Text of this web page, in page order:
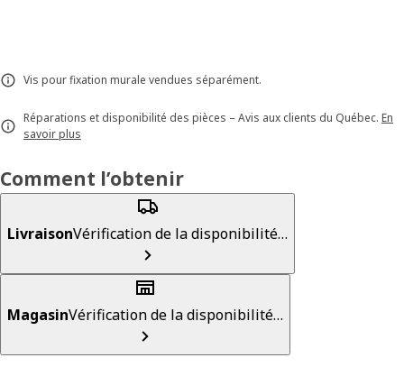
Vis pour fixation murale vendues séparément.
Réparations et disponibilité des pièces – Avis aux clients du Québec. En
savoir plus
Comment l’obtenir
LivraisonVérification de la disponibilité…
MagasinVérification de la disponibilité…